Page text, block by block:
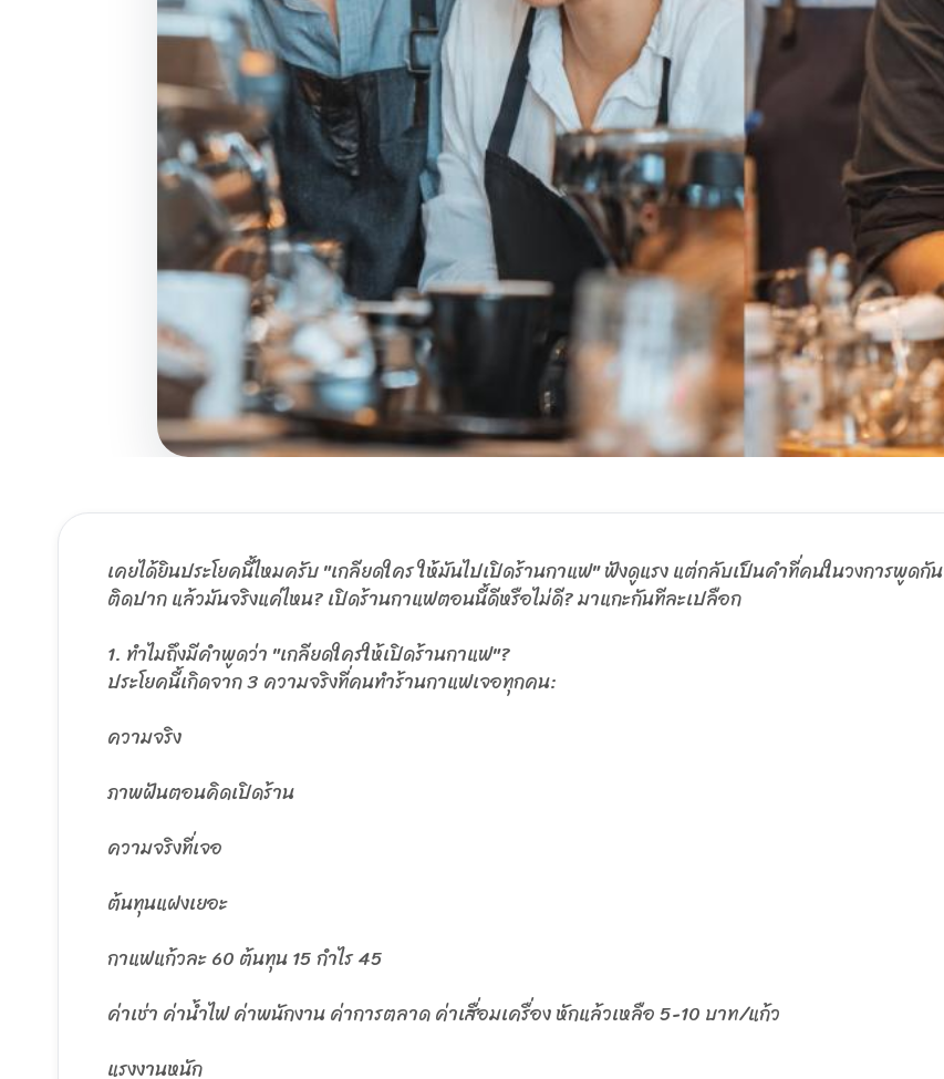
เคยได้ยินประโยคนี้ไหมครับ "เกลียดใคร ให้มันไปเปิดร้านกาแฟ" ฟังดูแรง แต่กลับเป็นคำที่คนในวงการพูดกัน
ติดปาก แล้วมันจริงแค่ไหน? เปิดร้านกาแฟตอนนี้ดีหรือไม่ดี? มาแกะกันทีละเปลือก
1. ทำไมถึงมีคำพูดว่า "เกลียดใครให้เปิดร้านกาแฟ"?
ประโยคนี้เกิดจาก 3 ความจริงที่คนทำร้านกาแฟเจอทุกคน:
ความจริง
ภาพฝันตอนคิดเปิดร้าน
ความจริงที่เจอ
ต้นทุนแฝงเยอะ
กาแฟแก้วละ 60 ต้นทุน 15 กำไร 45
ค่าเช่า ค่าน้ำไฟ ค่าพนักงาน ค่าการตลาด ค่าเสื่อมเครื่อง หักแล้วเหลือ 5-10 บาท/แก้ว
แรงงานหนัก